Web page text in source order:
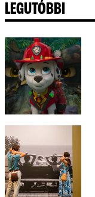
LEGUTÓBBI